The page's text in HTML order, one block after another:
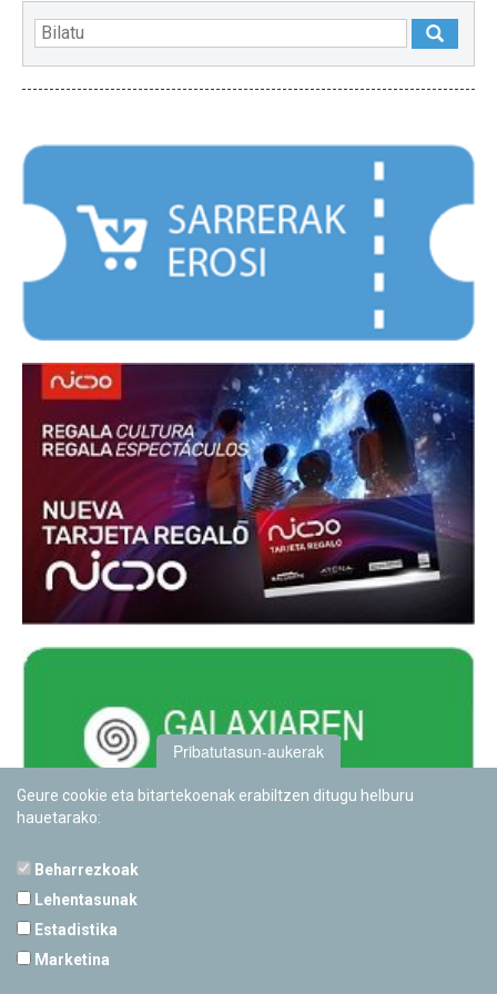
Pribatutasun-aukerak
Geure cookie eta bitartekoenak erabiltzen ditugu helburu
hauetarako:
Beharrezkoak
Lehentasunak
Estadistika
Marketina